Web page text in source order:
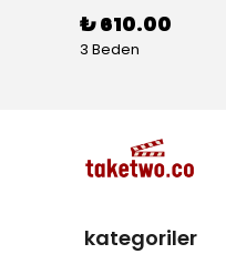
₺ 610.00
3 Beden
kategoriler